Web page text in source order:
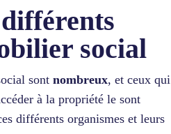
social
sont nombreux, et ceux qui
à la propriété le sont
différents organismes et leurs